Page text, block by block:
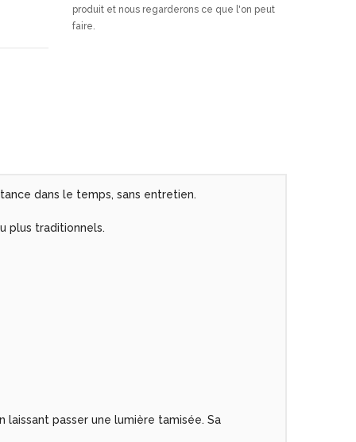
produit et nous regarderons ce que l'on peut
faire.
dans le temps, sans entretien.
plus traditionnels.
passer une lumière tamisée. Sa